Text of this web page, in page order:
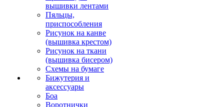
вышивки лентами
Пяльцы,
приспособления
Рисунок на канве
(вышивка крестом)
Рисунок на ткани
(вышивка бисером)
Схемы на бумаге
Бижутерия и
аксессуары
Боа
Воротнички